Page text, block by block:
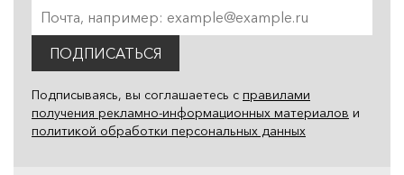
ПОДПИСАТЬСЯ
Подписываясь, вы соглашаетесь с правилами
получения рекламно-информационных материалов и
политикой обработки персональных данных